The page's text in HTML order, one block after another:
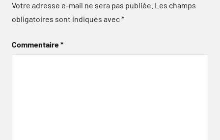
Votre adresse e-mail ne sera pas publiée. Les champs
obligatoires sont indiqués avec*
Commentaire*